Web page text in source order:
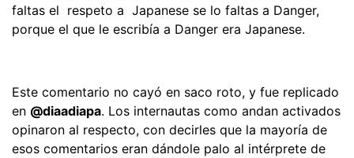
faltas el respeto a Japanese se lo faltas a Danger,
porque el que le escribía a Danger era Japanese.
Este comentario no cayó en saco roto, y fue replicado
en @diaadiapa. Los internautas como andan activados
opinaron al respecto, con decirles que la mayoría de
esos comentarios eran dándole palo al intérprete de